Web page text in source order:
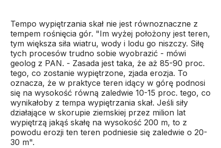
Tempo wypiętrzania skał nie jest równoznaczne z
tempem rośnięcia gór. "Im wyżej położony jest teren,
tym większa siła wiatru, wody i lodu go niszczy. Siłę
tych procesów trudno sobie wyobrazić - mówi
geolog z PAN. - Zasada jest taka, że aż 85-90 proc.
tego, co zostanie wypiętrzone, zjada erozja. To
oznacza, że w praktyce teren idący w górę podnosi
się na wysokość równą zaledwie 10-15 proc. tego, co
wynikałoby z tempa wypiętrzania skał. Jeśli siły
działające w skorupie ziemskiej przez milion lat
wypiętrzą jakąś skałę na wysokość 200 m, to z
powodu erozji ten teren podniesie się zaledwie o 20-
30 m".